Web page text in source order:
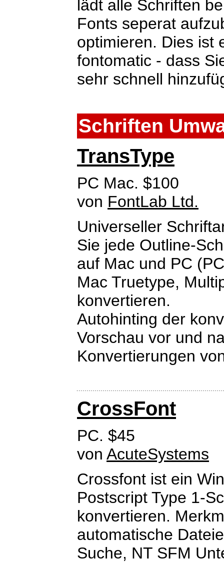
lädt alle Schriften
Fonts seperat
optimieren. Dies ist
fontomatic - dass
sehr schnell
Schriften
TransType
PC Mac. $100
von FontLab Ltd.
Universeller
Sie jede Outline-
auf Mac und PC
Mac Truetype,
konvertieren.
Autohinting der
Vorschau vor und
Konvertierungen
CrossFont
PC. $45
von AcuteSystems
Crossfont ist ein
Postscript Type 1-
konvertieren.
automatische
Suche, NT SFM